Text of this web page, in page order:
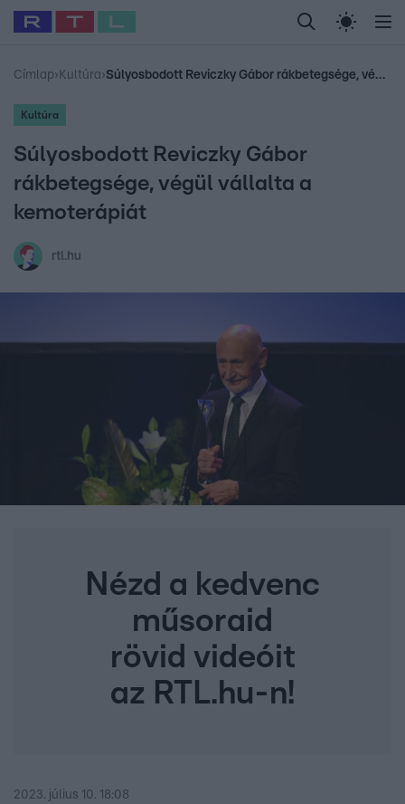
Legfrissebb RTL Híradó Randi Celeb vagyok,
Babits Marcella Most Wanted Gallusz
Címlap› Kultúra› Súlyosbodott Reviczky Gábor rákbetegsége, végül vállalta a kemoterápiát
Kultúra
Súlyosbodott Reviczky Gábor
rákbetegsége, végül vállalta a
kemoterápiát
rtl.hu
Nézd a kedvenc
műsoraid
rövid videóit
az RTL.hu-n!
2023. július 10. 18:08